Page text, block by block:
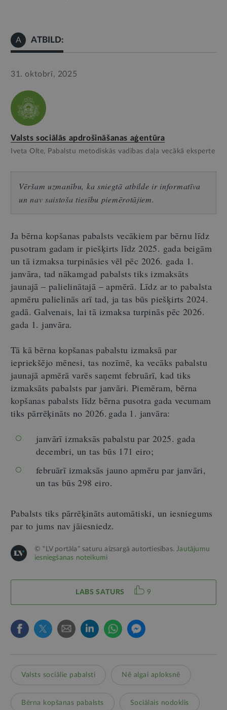
A ATBILD:
31. oktobrī, 2025
Valsts sociālās apdrošināšanas aģentūra
Iveta Olte, Pabalstu metodiskās vadības daļa vecākā eksperte
Vēršam uzmanību, ka sniegtā atbilde ir informatīva
un nav saistoša tiesību piemērotājiem.
Ja bērna kopšanas pabalsts vecākiem par bērnu līdz
pusotram gadam ir piešķirts līdz 2025. gada beigām
un tā izmaksa turpināsies vēl pēc 2026. gada 1.
janvāra, tad nākamgad pabalsts tiks izmaksāts
jaunajā–palielinātajā – apmērā. Līdz ar to pabalsta
apmēru palielinās arī tad, ja tas būs piešķirts 2024.
gadā. Galvenais, lai tā izmaksa turpinās pēc 2026.
gada 1. janvāra.
Tā kā bērna kopšanas pabalstu izmaksā par
iepriekšējo mēnesi, tas nozīmē, ka vecāks pabalstu
jaunajā apmērā varēs saņemt februārī, kad tiks
izmaksāts pabalsts par janvāri. Piemēram, bērna
kopšanas pabalsts līdz bērna pusotra gada vecumam
tiks pārrēķināts no 2026. gada 1. janvāra:
janvārī izmaksās pabalstu par 2025. gada
decembri, un tas būs 171 eiro;
februārī izmaksās jauno apmēru par janvāri,
un tas būs 298 eiro.
Pabalsts tiks pārrēķināts automātiski, un iesniegums
par to jums nav jāiesniedz.
© "LV portāla" saturu aizsargā autortiesības.Jautājumu
iesniegšanas noteikumi
LABS SATURS 9
Valsts sociālie pabalsti Nē algai aploksnē
Bērna kopšanas pabalsts Sociālais nodoklis